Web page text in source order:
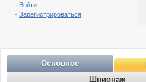
- Войти
- Зарегистрироваться
Основное
Шпионаж